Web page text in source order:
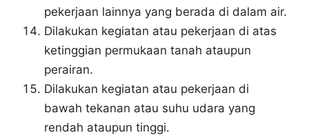
pekerjaan lainnya yang berada di dalam air.
Dilakukan kegiatan atau pekerjaan di atas
ketinggian permukaan tanah ataupun
perairan.
Dilakukan kegiatan atau pekerjaan di
bawah tekanan atau suhu udara yang
rendah ataupun tinggi.